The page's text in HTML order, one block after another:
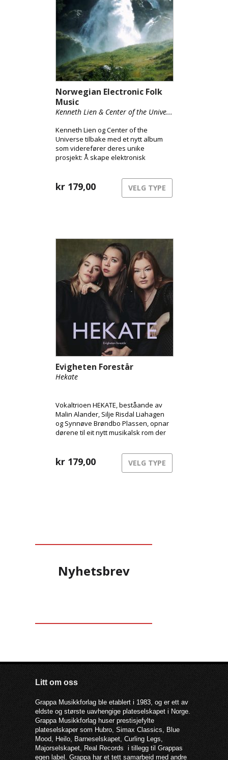
Norwegian Electronic Folk
Music
Kenneth Lien & Center of the Unive...
Kenneth Lien og Center of the
Universe tilbake med et nytt album
som viderefører deres unike
prosjekt: Å skape elektronisk
kr 179,00 VELG TYPE
Evigheten Forestår
Hekate
Vokaltrioen HEKATE, beståande av
Malin Alander, Silje Risdal Liahagen
og Synnøve Brøndbo Plassen, opnar
dørene til eit nytt musikalsk rom der
kr 179,00 VELG TYPE
Nyhetsbrev
Litt om oss
Grappa Musikkforlag ble etablert i 1983, og er ett av
eldste og største uavhengige plateselskapet i Norge.
Grappa Musikkforlag huser prestisjefylte
plateselskaper som Hubro, Simax Classics, Blue
Mood, Heilo, Barneselskapet, Curling Legs,
Majorselskapet, Real Records i tillegg til Grappas
egen label. Grappa har et tett samarbeid med andre